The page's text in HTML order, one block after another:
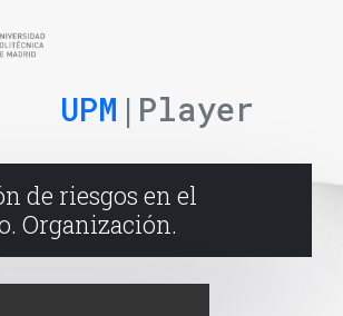
UPM |Player
de riesgos en el
Organización.